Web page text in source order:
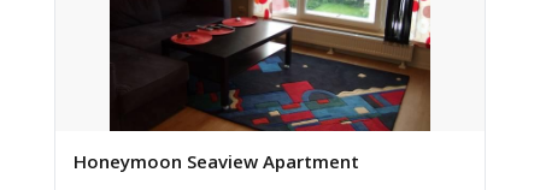
Honeymoon Seaview Apartment